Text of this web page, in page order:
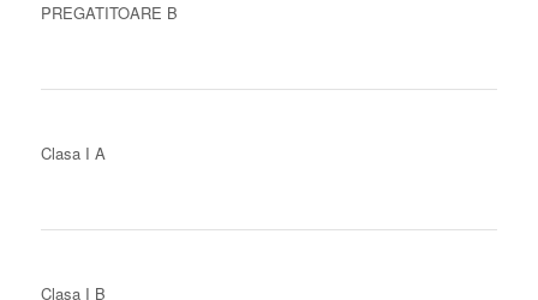
PREGATITOARE B
Clasa I A
Clasa I B